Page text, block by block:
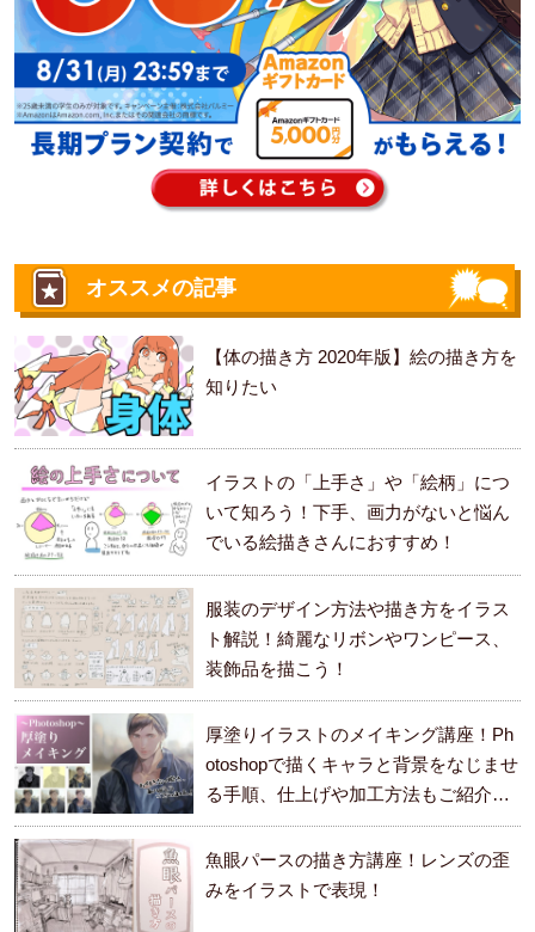
オススメの記事
【体の描き方 2020年版】絵の描き方を
知りたい
イラストの「上手さ」や「絵柄」につ
いて知ろう！下手、画力がないと悩ん
でいる絵描きさんにおすすめ！
服装のデザイン方法や描き方をイラス
ト解説！綺麗なリボンやワンピース、
装飾品を描こう！
厚塗りイラストのメイキング講座！Ph
otoshopで描くキャラと背景をなじませ
る手順、仕上げや加工方法もご紹介し
ます。
魚眼パースの描き方講座！レンズの歪
みをイラストで表現！